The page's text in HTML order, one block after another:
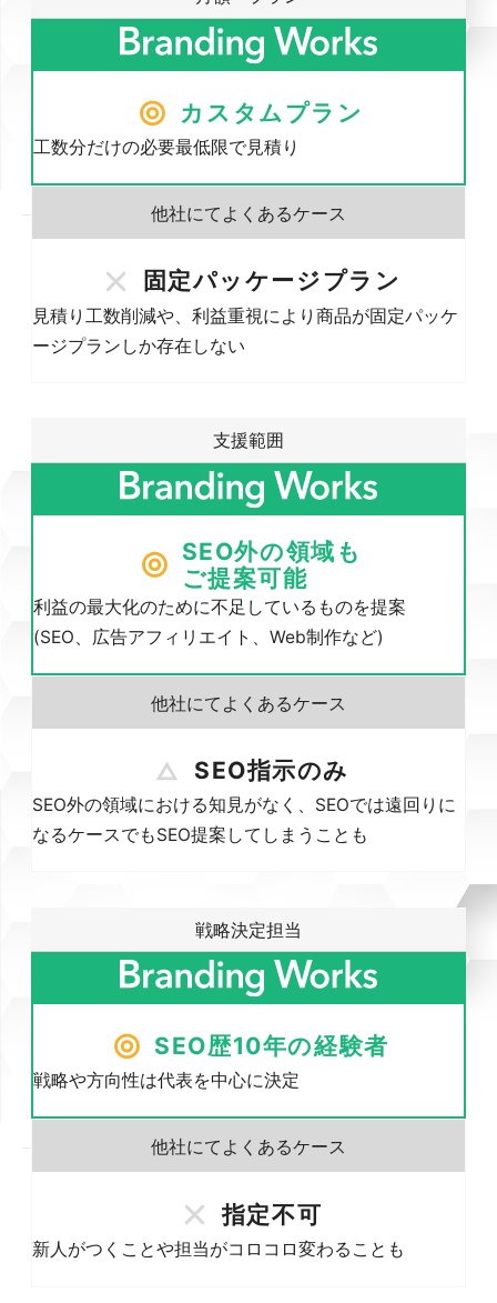
カスタムプラン
工数分だけの必要最低限で見積り
固定パッケージプラン
見積り工数削減や、利益重視により商品が固定パッケ
ージプランしか存在しない
支援範囲
SEO外の領域も
ご提案可能
利益の最大化のために不足しているものを提案
(SEO、広告アフィリエイト、Web制作など)
SEO指示のみ
SEO外の領域における知見がなく、SEOでは遠回りに
なるケースでもSEO提案してしまうことも
戦略決定担当
SEO歴10年の経験者
戦略や方向性は代表を中心に決定
指定不可
新人がつくことや担当がコロコロ変わることも